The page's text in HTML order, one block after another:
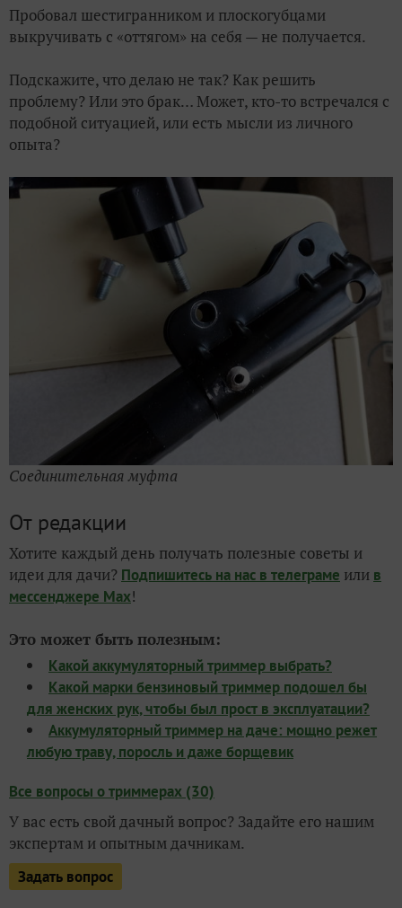
Пробовал шестигранником и плоскогубцами
выкручивать с «оттягом» на себя — не получается.
Подскажите, что делаю не так? Как решить
проблему? Или это брак… Может, кто-то встречался с
подобной ситуацией, или есть мысли из личного
опыта?
Соединительная муфта
От редакции
Хотите каждый день получать полезные советы и
идеи для дачи? Подпишитесь на нас в телеграме или в
мессенджере Max!
Это может быть полезным:
Какой аккумуляторный триммер выбрать?
Какой марки бензиновый триммер подошел бы
для женских рук, чтобы был прост в эксплуатации?
Аккумуляторный триммер на даче: мощно режет
любую траву, поросль и даже борщевик
Все вопросы о триммерах (30)
У вас есть свой дачный вопрос? Задайте его нашим
экспертам и опытным дачникам.
Задать вопрос